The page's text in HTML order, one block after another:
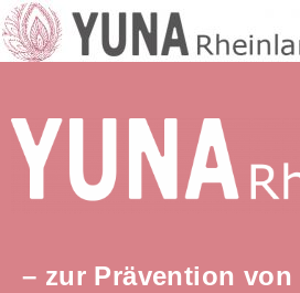
– zur Prävention von